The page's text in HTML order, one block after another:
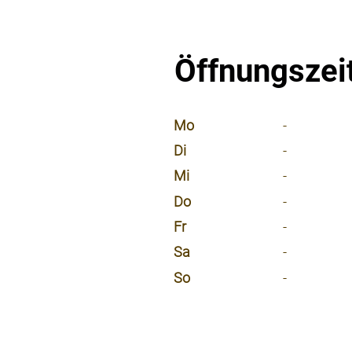
Mo
-
Di
-
Mi
-
Do
-
Fr
-
Sa
-
So
-